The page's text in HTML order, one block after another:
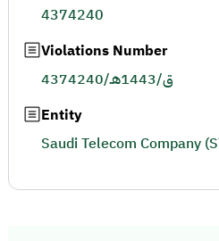
4374240
Violations Number
4374240/ق/1443هـ
Entity
Saudi Telecom Company